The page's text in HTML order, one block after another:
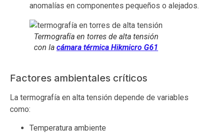
anomalías en componentes pequeños o alejados.
Termografía en torres de alta tensión
con la cámara térmica Hikmicro G61
Factores ambientales críticos
La termografía en alta tensión depende de variables
como:
Temperatura ambiente